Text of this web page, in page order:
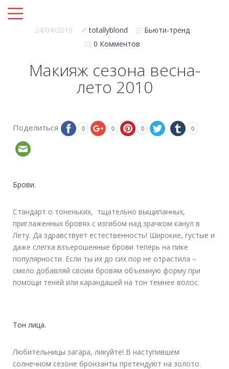
24/04/2010 totallyblond
Бьюти-тренд
0 Комментов
Макияж сезона весна-
лето 2010
Поделиться 0 0 0 0
Брови.
Стандарт о тоненьких, тщательно выщипанных,
приглаженных бровях с изгибом над зрачком канул в
Лету. Да здравствует естественность! Широкие, густые и
даже слегка взъерошенные брови теперь на пике
популярности. Если ты их до сих пор не отрастила –
смело добавляй своим бровям объемную форму при
помощи теней или карандашей на тон темнее волос.
Тон лица.
Любительницы загара, ликуйте! В наступившем
солнечном сезоне бронзанты претендуют на золото.